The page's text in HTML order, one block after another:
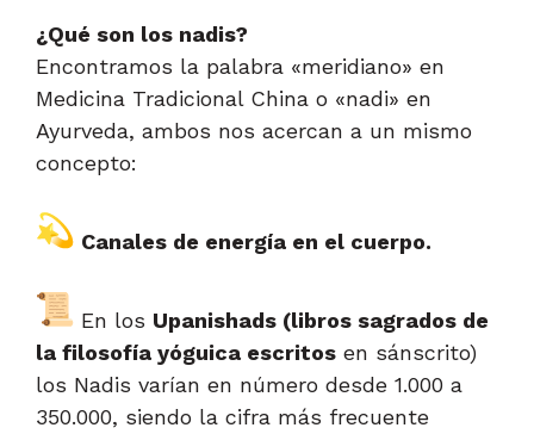
¿Qué son los nadis?
Encontramos la palabra «meridiano» en
Medicina Tradicional China o «nadi» en
Ayurveda, ambos nos acercan a un mismo
concepto:
Canales de energía en el cuerpo.
En los Upanishads (libros sagrados de
la filosofía yóguica escritos en sánscrito)
los Nadis varían en número desde 1.000 a
350.000, siendo la cifra más frecuente